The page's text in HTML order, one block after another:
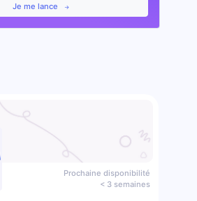
Je me lance
Prochaine disponibilité
< 3 semaines